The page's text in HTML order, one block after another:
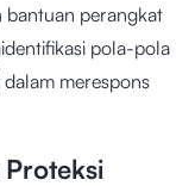
bantuan perangkat
pola-pola
merespons